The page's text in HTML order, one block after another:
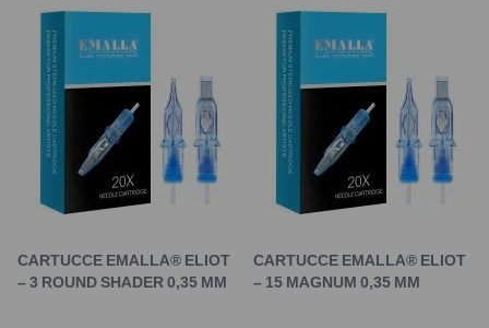
CARTUCCE EMALLA® ELIOT
– 3 ROUND SHADER 0,35 MM
CARTUCCE EMALLA® ELIOT
– 15 MAGNUM 0,35 MM